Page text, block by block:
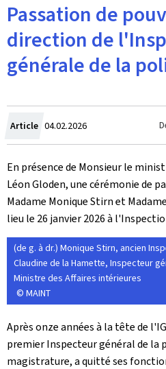
Passation de
direction de
générale de la
Article Crée
le
04.02.2026
En présence de Monsieur le
Léon Gloden, une cérémonie de
Madame Monique Stirn et
lieu le 26 janvier 2026 à
(de g. à dr.) Monique Stirn, ancien
Claudine de la Hamette, Inspecteur
Ministre des Affaires intérieures
© MAINT
Après onze années à la tête de
premier Inspecteur général de la
magistrature, a quitté ses